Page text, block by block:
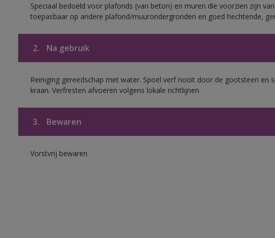
Speciaal bedoeld voor plafonds (van beton) en muren die voorzien zijn
toepasbaar op andere plafond/muurondergronden en goed hechtende,
2. Na gebruik
Reiniging gereedschap met water. Spoel verf nooit door de gootsteen en
kraan. Verfresten afvoeren volgens lokale richtlijnen.
3. Bewaren
Vorstvrij bewaren